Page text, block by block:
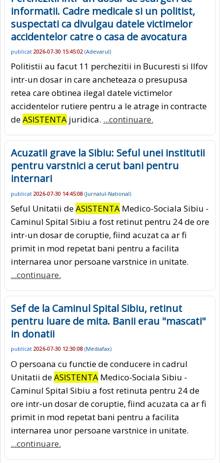
informatii. Cadre medicale si un politist,
suspectati ca divulgau datele victimelor
accidentelor catre o casa de avocatura
publicat 2026-07-30 15:45:02 (Adevarul)
Politistii au facut 11 perchezitii in Bucuresti si Ilfov
intr-un dosar in care ancheteaza o presupusa
retea care obtinea ilegal datele victimelor
accidentelor rutiere pentru a le atrage in contracte
deASISTENTA juridica. ...continuare.
Acuzatii grave la Sibiu: Seful unei institutii
pentru varstnici a cerut bani pentru
internari
publicat 2026-07-30 14:45:08 (Jurnalul-National)
Seful Unitatii deASISTENTA Medico-Sociala Sibiu -
Caminul Spital Sibiu a fost retinut pentru 24 de ore
intr-un dosar de coruptie, fiind acuzat ca ar fi
primit in mod repetat bani pentru a facilita
internarea unor persoane varstnice in unitate.
...continuare.
Sef de la Caminul Spital Sibiu, retinut
pentru luare de mita. Banii erau "mascati"
in donatii
publicat 2026-07-30 12:30:08 (Mediafax)
O persoana cu functie de conducere in cadrul
Unitatii deASISTENTA Medico-Sociala Sibiu -
Caminul Spital Sibiu a fost retinuta pentru 24 de
ore intr-un dosar de coruptie, fiind acuzata ca ar fi
primit in mod repetat bani pentru a facilita
internarea unor persoane varstnice in unitate.
...continuare.